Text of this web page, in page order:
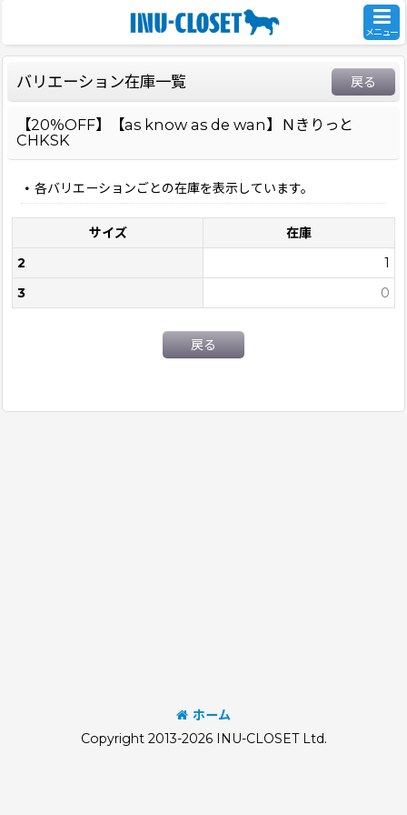
メニュー
バリエーション在庫一覧 戻る
【20％OFF】【as know as de wan】Ｎきりっと
CHKSK
各バリエーションごとの在庫を表示しています。
サイズ
在庫
2
1
3
0
戻る
ホーム
Copyright 2013-2026 INU-CLOSET Ltd.